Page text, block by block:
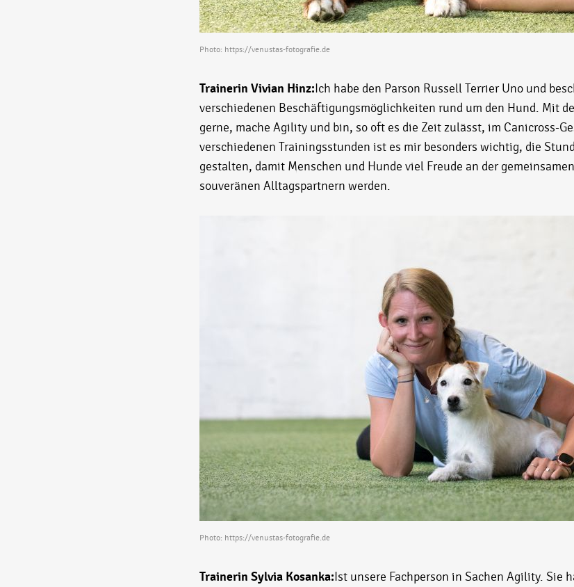
Photo: https://venustas-fotografie.de
Trainerin Vivian Hinz: Ich habe den Parson Russell Terrier Uno und
verschiedenen Beschäftigungsmöglichkeiten rund um den Hund. Mit
gerne, mache Agility und bin, so oft es die Zeit zulässt, im Canicross-
verschiedenen Trainingsstunden ist es mir besonders wichtig, die
gestalten, damit Menschen und Hunde viel Freude an der
souveränen Alltagspartnern werden.
Photo: https://venustas-fotografie.de
Trainerin Sylvia Kosanka: Ist unsere Fachperson in Sachen Agility. Sie